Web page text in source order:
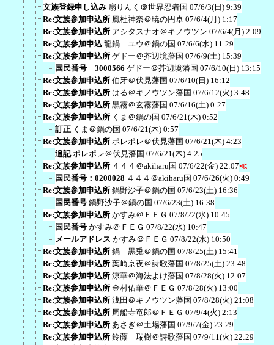
文族登録申し込み 扇りんく＠世界忍者国 07/6/3(日) 9:39
Re:文族参加申込所 風杜神奈＠暁の円卓 07/6/4(月) 1:17
Re:文族参加申込所 アシタスナオ＠キノウツン 07/6/4(月) 2:09
Re:文族参加申込 龍鍋 ユウ＠鍋の国 07/6/6(水) 11:29
Re:文族参加申込所 ゲドー＠芥辺境藩国 07/6/9(土) 15:39
国民番号 3000566 ゲドー＠芥辺境藩国 07/6/10(日) 13:15
Re:文族参加申込所 伯牙＠伏見藩国 07/6/10(日) 16:12
Re:文族参加申込所 はる＠キノウツン藩国 07/6/12(火) 3:48
Re:文族参加申込所 黒霧＠玄霧藩国 07/6/16(土) 0:27
Re:文族参加申込所 くま＠鍋の国 07/6/21(木) 0:52
訂正 くま＠鍋の国 07/6/21(木) 0:57
Re:文族参加申込所 ポレポレ＠伏見藩国 07/6/21(木) 4:23
追記 ポレポレ＠伏見藩国 07/6/21(木) 4:25
Re:文族参加申込所 ４４４＠akiharu国 07/6/22(金) 22:07≪
国民番号：0200028 ４４４＠akiharu国 07/6/26(火) 0:49
Re:文族参加申込所 鍋野沙子＠鍋の国 07/6/23(土) 16:36
国民番号 鍋野沙子＠鍋の国 07/6/23(土) 16:38
Re:文族参加申込所 かすみ＠ＦＥＧ 07/8/22(水) 10:45
国民番号 かすみ＠ＦＥＧ 07/8/22(水) 10:47
メールアドレス かすみ＠ＦＥＧ 07/8/22(水) 10:50
Re:文族参加申込所 鍋 黒兎＠鍋の国 07/8/25(土) 15:41
Re:文族参加申込所 葉崎京夜＠詩歌藩国 07/8/25(土) 23:48
Re:文族参加申込所 涼華＠海法よけ藩国 07/8/28(火) 12:07
Re:文族参加申込所 金村佑華＠ＦＥＧ 07/8/28(火) 13:00
Re:文族参加申込所 浅田＠キノウツン藩国 07/8/28(火) 21:08
Re:文族参加申込所 周船寺竜郎＠ＦＥＧ 07/9/4(火) 2:13
Re:文族参加申込所 あさぎ＠土場藩国 07/9/7(金) 23:29
Re:文族参加申込所 鈴藤 瑞樹＠詩歌藩国 07/9/11(火) 22:29